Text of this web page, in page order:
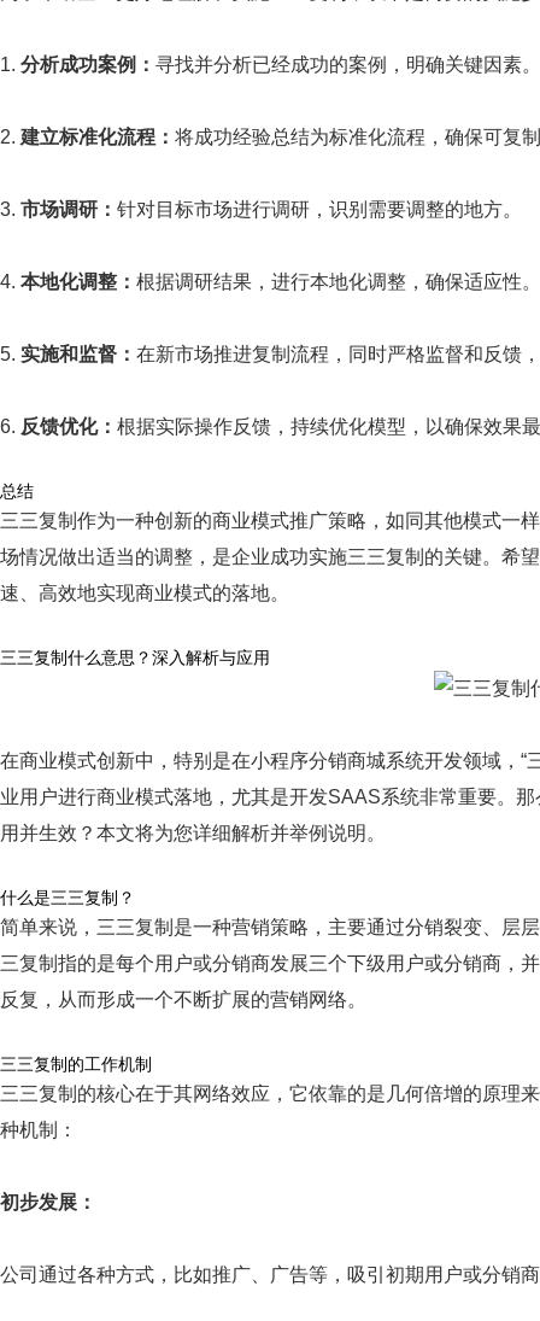
1. 分析成功案例： 寻找并分析已经成功的案例，明确关键因素。
2. 建立标准化流程： 将成功经验总结为标准化流程，确保可复
3. 市场调研： 针对目标市场进行调研，识别需要调整的地方。
4. 本地化调整： 根据调研结果，进行本地化调整，确保适应性。
5. 实施和监督： 在新市场推进复制流程，同时严格监督和反馈
6. 反馈优化： 根据实际操作反馈，持续优化模型，以确保效果
总结
三三复制作为一种创新的商业模式推广策略，如同其他模式一
场情况做出适当的调整，是企业成功实施三三复制的关键。希
速、高效地实现商业模式的落地。
三三复制什么意思？深入解析与应用
在商业模式创新中，特别是在小程序分销商城系统开发领域，
业用户进行商业模式落地，尤其是开发SAAS系统非常重要。
用并生效？本文将为您详细解析并举例说明。
什么是三三复制？
简单来说，三三复制是一种营销策略，主要通过分销裂变、层
三复制指的是每个用户或分销商发展三个下级用户或分销商，
反复，从而形成一个不断扩展的营销网络。
三三复制的工作机制
三三复制的核心在于其网络效应，它依靠的是几何倍增的原理
种机制：
初步发展：
公司通过各种方式，比如推广、广告等，吸引初期用户或分销